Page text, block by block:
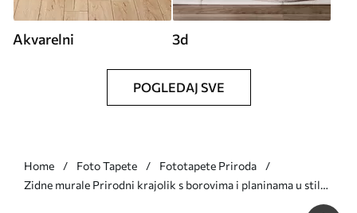
Akvarelni 3d
POGLEDAJ SVE
Home Foto Tapete
Fototapete Priroda
Zidne murale Prirodni krajolik s borovima i planinama u stilu